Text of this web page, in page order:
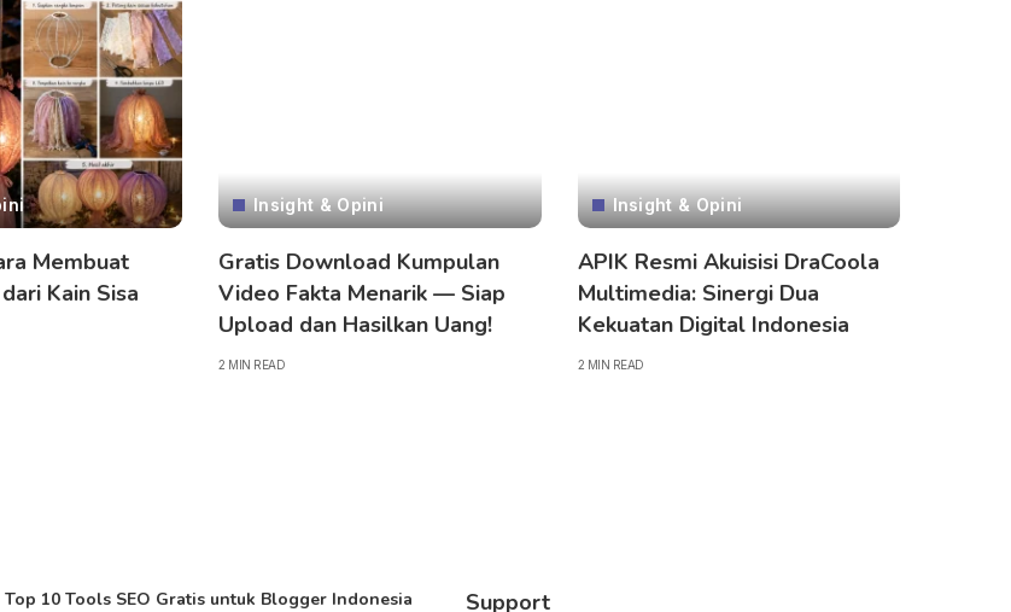
Membuat
Kain Sisa
Insight & Opini
Gratis Download Kumpulan
Video Fakta Menarik — Siap
Upload dan Hasilkan Uang!
2 MIN READ
Insight & Opini
APIK Resmi Akuisisi DraCoola
Multimedia: Sinergi Dua
Kekuatan Digital Indonesia
2 MIN READ
Top 10 Tools SEO Gratis untuk Blogger Indonesia Support